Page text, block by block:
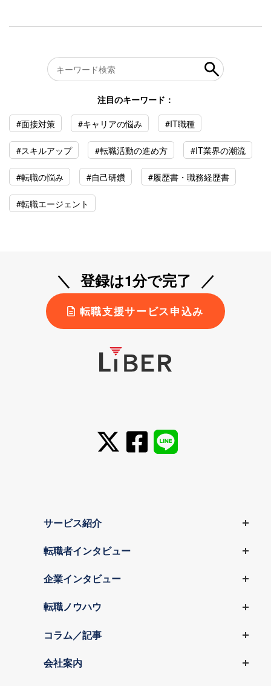
注目のキーワード：
#面接対策
#キャリアの悩み #IT職種
#スキルアップ #転職活動の進め方 #IT業界の潮流
#転職の悩み #自己研鑽 #履歴書・職務経歴書
#転職エージェント
登録は1分で完了
転職支援サービス申込み
サービス紹介
転職者インタビュー
企業インタビュー
転職ノウハウ
コラム／記事
会社案内